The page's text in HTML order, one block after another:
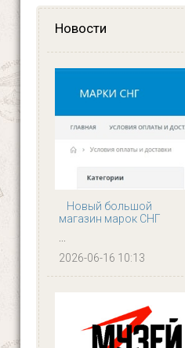
Новости
Новый большой
магазин марок СНГ
...
2026-06-16 10:13